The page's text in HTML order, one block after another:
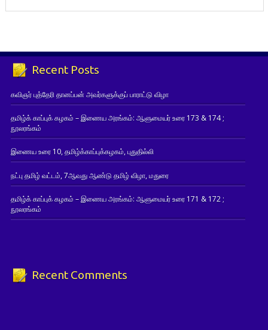
Recent Posts
கவிஞர் புத்தேரி தானப்பன் அவர்களுக்குப் பாராட்டு விழா
தமிழ்க் காப்புக் கழகம் – இணைய அரங்கம்: ஆளுமையர் உரை 173 & 174 ;
நூலரங்கம்
இணைய உரை 10, தமிழ்க்காப்புக்கழகம், புதுதில்லி
நட்பு தமிழ் வட்டம், 7ஆவது ஆண்டு தமிழ் விழா, மதுரை
தமிழ்க் காப்புக் கழகம் – இணைய அரங்கம்: ஆளுமையர் உரை 171 & 172 ;
நூலரங்கம்
Recent Comments